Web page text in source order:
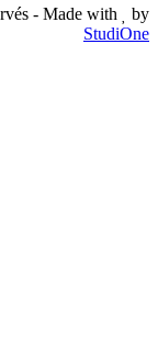
- Made with
by
StudiOne